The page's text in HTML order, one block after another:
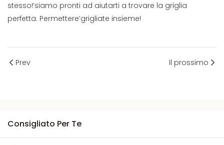
stesso!’siamo pronti ad aiutarti a trovare la griglia
perfetta. Permettere’grigliate insieme!
Prev Il prossimo
Consigliato Per Te